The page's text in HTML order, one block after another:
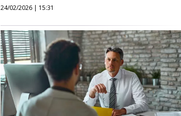
24/02/2026 | 15:31